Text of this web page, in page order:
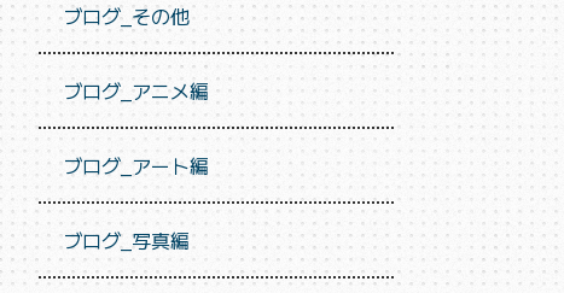
ブログ_その他
ブログ_アニメ編
ブログ_アート編
ブログ_写真編